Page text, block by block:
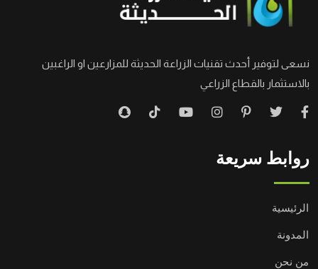
نسعى لتوفير أحدث تقنيات الزراعة الحديثة للمزارعين او الراغبين
بالاستثمار بالقطاع الزراعي
روابط سريعة
الرئيسية
المدونة
من نحن